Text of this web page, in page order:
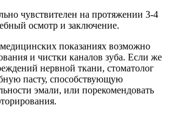
чувствителен на протяжении 3-4
осмотр и заключение.
показаниях возможно
и чистки каналов зуба. Если же
нервной ткани, стоматолог
пасту, способствующую
эмали, или порекомендовать